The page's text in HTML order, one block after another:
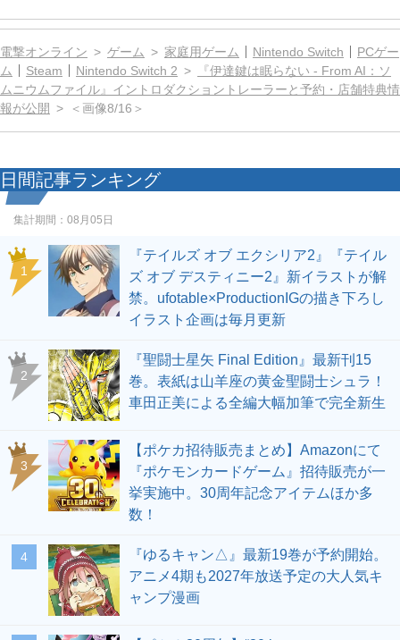
電撃オンライン ゲーム 家庭用ゲーム Nintendo Switch
PCゲー
ム
Steam Nintendo Switch 2
『伊達鍵は眠らない - From AI：ソ
ムニウムファイル』イントロダクショントレーラーと予約・店舗特典情
報が公開
＜画像8/16＞
日間記事ランキング
集計期間： 08月05日
1
『テイルズ オブ エクシリア2』『テイル
ズ オブ デスティニー2』新イラストが解
禁。ufotable×ProductionIGの描き下ろし
イラスト企画は毎月更新
2
『聖闘士星矢 Final Edition』最新刊15
巻。表紙は山羊座の黄金聖闘士シュラ！
車田正美による全編大幅加筆で完全新生
3
【ポケカ招待販売まとめ】Amazonにて
『ポケモンカードゲーム』招待販売が一
挙実施中。30周年記念アイテムほか多
数！
4
『ゆるキャン△』最新19巻が予約開始。
アニメ4期も2027年放送予定の大人気キ
ャンプ漫画